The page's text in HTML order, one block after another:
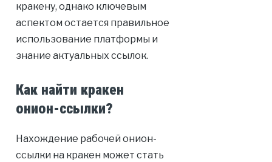
кракену, однако ключевым
аспектом остается правильное
использование платформы и
знание актуальных ссылок.
Как найти кракен
онион-ссылки?
Нахождение рабочей онион-
ссылки на кракен может стать